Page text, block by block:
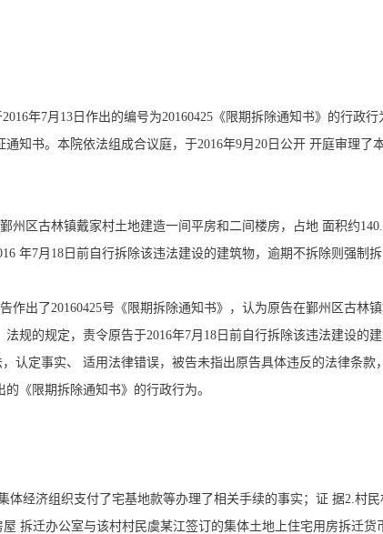
年7月13日作出的编号为20160425《限期拆除通知书》的行政
知书。本院依法组成合议庭，于2016年9月20日公开 开庭审理
州区古林镇戴家村土地建造一间平房和二间楼房，占地 面积约
年7月18日前自行拆除该违法建设的建筑物，逾期不拆除则强制拆
作出了20160425号《限期拆除通知书》，认为原告在鄞州区古林
规的规定，责令原告于2016年7月18日前自行拆除该违法建设的
定事实、 适用法律错误，被告未指出原告具体违反的法律条款
《限期拆除通知书》的行政行为。
经济组织支付了宅基地款等办理了相关手续的事实；证 据2.村
拆迁办公室与该村村民虞某江签订的集体土地上住宅用房拆迁